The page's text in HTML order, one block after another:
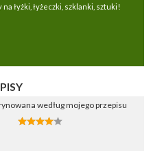
łyżki, łyżeczki, szklanki, sztuki!
według mojego przepisu